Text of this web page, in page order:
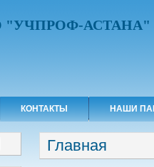
"УЧПРОФ-АСТАНА"
КОНТАКТЫ НАШИ
Вы здесь
Главная